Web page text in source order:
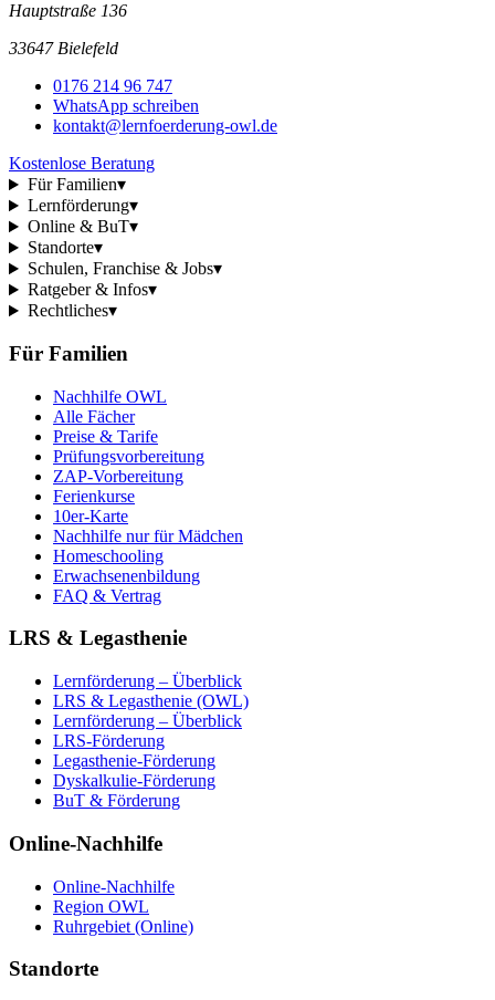
Hauptstraße 136
33647 Bielefeld
0176 214 96 747
WhatsApp schreiben
kontakt@lernfoerderung-owl.de
Kostenlose Beratung
Für Familien▾
Lernförderung▾
Online & BuT▾
Standorte▾
Schulen, Franchise & Jobs▾
Ratgeber & Infos▾
Rechtliches▾
Für Familien
Nachhilfe OWL
Alle Fächer
Preise & Tarife
Prüfungsvorbereitung
ZAP-Vorbereitung
Ferienkurse
10er-Karte
Nachhilfe nur für Mädchen
Homeschooling
Erwachsenenbildung
FAQ & Vertrag
LRS & Legasthenie
Lernförderung – Überblick
LRS & Legasthenie (OWL)
Lernförderung – Überblick
LRS-Förderung
Legasthenie-Förderung
Dyskalkulie-Förderung
BuT & Förderung
Online-Nachhilfe
Online-Nachhilfe
Region OWL
Ruhrgebiet (Online)
Standorte